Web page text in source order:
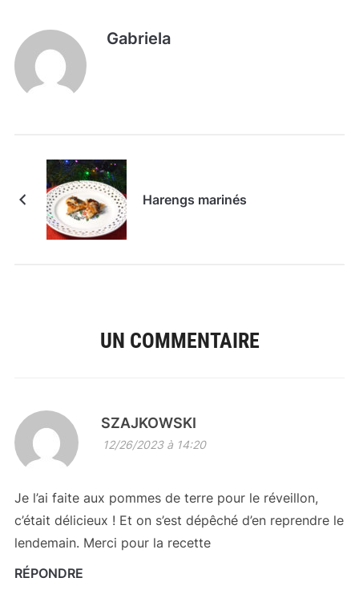
Gabriela
Harengs marinés
UN COMMENTAIRE
SZAJKOWSKI
12/26/2023 à 14:20
Je l’ai faite aux pommes de terre pour le réveillon,
c’était délicieux ! Et on s’est dépêché d’en reprendre le
lendemain. Merci pour la recette
RÉPONDRE